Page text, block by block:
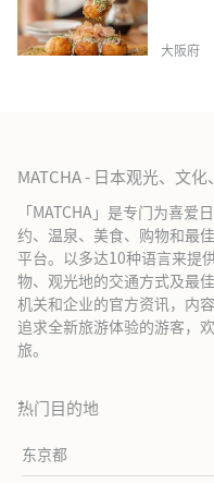
大阪府
MATCHA - 日本观光、文
「MATCHA」是专门为喜
约、温泉、美食、购物和最
平台。以多达10种语言来提
物、观光地的交通方式及最
机关和企业的官方资讯，内
追求全新旅游体验的游客，
旅。
热门目的地
东京都